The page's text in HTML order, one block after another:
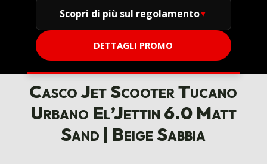
Scopri di più sul regolamento
DETTAGLI PROMO
Casco Jet Scooter Tucano
Urbano El’Jettin 6.0 Matt
Sand | Beige Sabbia